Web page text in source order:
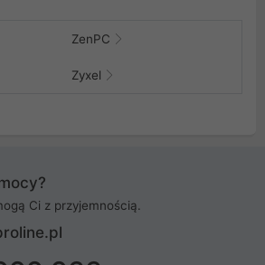
ZenPC
Zyxel
Ci z przyjemnością.